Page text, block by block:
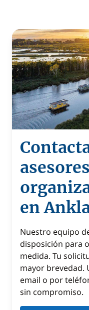
en
Nuestro equipo
disposición para
medida. Tu
mayor brevedad.
email o por
sin compromiso.